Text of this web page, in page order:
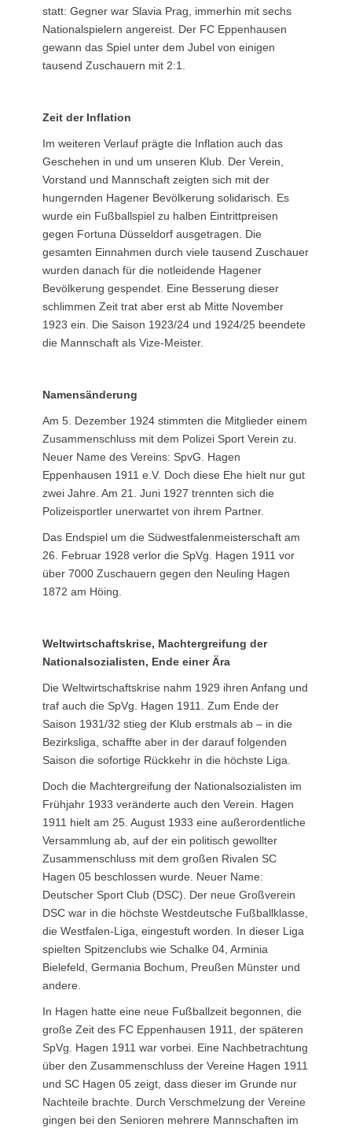
statt: Gegner war Slavia Prag, immerhin mit sechs
Nationalspielern angereist. Der FC Eppenhausen
gewann das Spiel unter dem Jubel von einigen
tausend Zuschauern mit 2:1.
Zeit der Inflation
Im weiteren Verlauf prägte die Inflation auch das
Geschehen in und um unseren Klub. Der Verein,
Vorstand und Mannschaft zeigten sich mit der
hungernden Hagener Bevölkerung solidarisch. Es
wurde ein Fußballspiel zu halben Eintrittpreisen
gegen Fortuna Düsseldorf ausgetragen. Die
gesamten Einnahmen durch viele tausend Zuschauer
wurden danach für die notleidende Hagener
Bevölkerung gespendet. Eine Besserung dieser
schlimmen Zeit trat aber erst ab Mitte November
1923 ein. Die Saison 1923/24 und 1924/25 beendete
die Mannschaft als Vize-Meister.
Namensänderung
Am 5. Dezember 1924 stimmten die Mitglieder einem
Zusammenschluss mit dem Polizei Sport Verein zu.
Neuer Name des Vereins: SpvG. Hagen
Eppenhausen 1911 e.V. Doch diese Ehe hielt nur gut
zwei Jahre. Am 21. Juni 1927 trennten sich die
Polizeisportler unerwartet von ihrem Partner.
Das Endspiel um die Südwestfalenmeisterschaft am
26. Februar 1928 verlor die SpVg. Hagen 1911 vor
über 7000 Zuschauern gegen den Neuling Hagen
1872 am Höing.
Weltwirtschaftskrise, Machtergreifung der
Nationalsozialisten, Ende einer Ära
Die Weltwirtschaftskrise nahm 1929 ihren Anfang und
traf auch die SpVg. Hagen 1911. Zum Ende der
Saison 1931/32 stieg der Klub erstmals ab – in die
Bezirksliga, schaffte aber in der darauf folgenden
Saison die sofortige Rückkehr in die höchste Liga.
Doch die Machtergreifung der Nationalsozialisten im
Frühjahr 1933 veränderte auch den Verein. Hagen
1911 hielt am 25. August 1933 eine außerordentliche
Versammlung ab, auf der ein politisch gewollter
Zusammenschluss mit dem großen Rivalen SC
Hagen 05 beschlossen wurde. Neuer Name:
Deutscher Sport Club (DSC). Der neue Großverein
DSC war in die höchste Westdeutsche Fußballklasse,
die Westfalen-Liga, eingestuft worden. In dieser Liga
spielten Spitzenclubs wie Schalke 04, Arminia
Bielefeld, Germania Bochum, Preußen Münster und
andere.
In Hagen hatte eine neue Fußballzeit begonnen, die
große Zeit des FC Eppenhausen 1911, der späteren
SpVg. Hagen 1911 war vorbei. Eine Nachbetrachtung
über den Zusammenschluss der Vereine Hagen 1911
und SC Hagen 05 zeigt, dass dieser im Grunde nur
Nachteile brachte. Durch Verschmelzung der Vereine
gingen bei den Senioren mehrere Mannschaften im